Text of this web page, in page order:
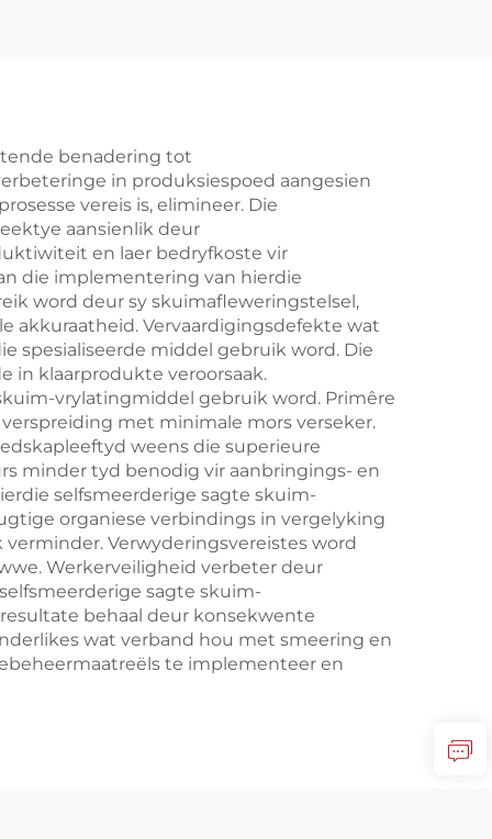
benadering tot
in produksiespoed aangesien
vereis is, elimineer. Die
aansienlik deur
en laer bedryfkoste vir
die implementering van hierdie
word deur sy skuimafleweringstelsel,
akkuraatheid. Vervaardigingsdefekte wat
spesialiseerde middel gebruik word. Die
in klaarprodukte veroorsaak.
vrylatingmiddel gebruik word. Primêre
met minimale mors verseker.
weens die superieure
minder tyd benodig vir aanbringings- en
selfsmeerderige sagte skuim-
organiese verbindings in vergelyking
Verwyderingsvereistes word
Werkerveiligheid verbeter deur
sagte skuim-
behaal deur konsekwente
wat verband hou met smeering en
te implementeer en